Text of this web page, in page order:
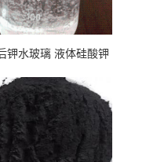
钾水玻璃 液体硅酸钾